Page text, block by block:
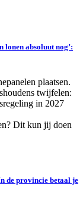
lonen absoluut nog’:
plaatsen.
twijfelen:
in 2027
Dit kun jij doen
de provincie betaal je